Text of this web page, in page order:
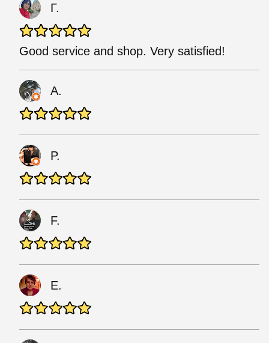
Г.
Good service and shop. Very satisfied!
A.
P.
F.
E.